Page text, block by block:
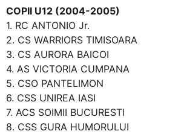
COPII U12 (2004-2005)
1. RC ANTONIO Jr.
2. CS WARRIORS TIMISOARA
3. CS AURORA BAICOI
4. AS VICTORIA CUMPANA
5. CSO PANTELIMON
6. CSS UNIREA IASI
7. ACS SOIMII BUCURESTI
8. CSS GURA HUMORULUI